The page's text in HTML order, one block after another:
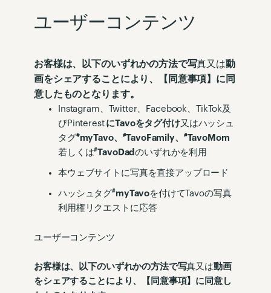
ユーザーコンテンツ
お客様は、以下のいずれかの方法で写真又は動
画をシェアすることにより、【同意事項】に同
意したものとなります。
Instagram、Twitter、Facebook、TikTok及
びPinterest にTavoをタグ付け又はハッシュ
タグ#myTavo、 #TavoFamily、 #TavoMom
若しくは#TavoDadのいずれかを利用
本ウェブサイトに写真を直接アップロード
ハッシュタグ#myTavoを付けてTavoの写真
利用権リクエストに応答
ユーザーコンテンツ
お客様は、以下のいずれかの方法で写真又は動画
をシェアすることにより、【同意事項】に同意し